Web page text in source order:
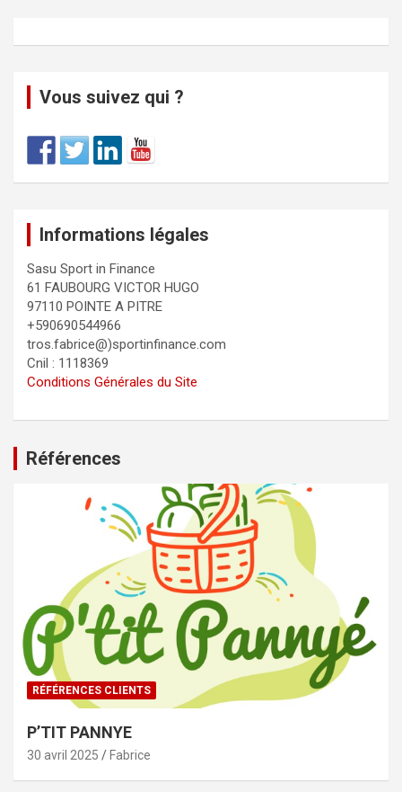
Vous suivez qui ?
Informations légales
Sasu Sport in Finance
61 FAUBOURG VICTOR HUGO
97110 POINTE A PITRE
+590690544966
tros.fabrice@)sportinfinance.com
Cnil : 1118369
Conditions Générales du Site
Références
RÉFÉRENCES CLIENTS
P’TIT PANNYE
30 avril 2025 Fabrice